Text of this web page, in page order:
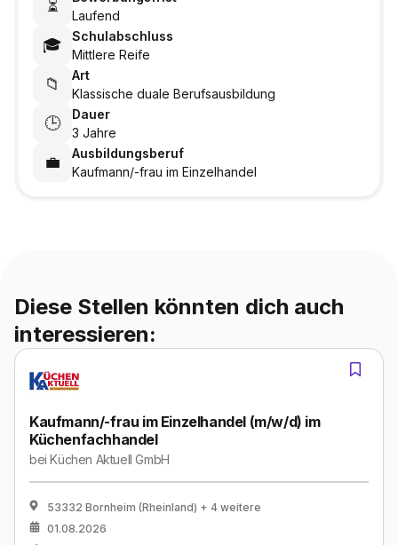
⏳
Laufend
🎓
Schulabschluss
Mittlere Reife
📁
Art
Klassische duale Berufsausbildung
🕒
Dauer
3 Jahre
💼
Ausbildungsberuf
Kaufmann/-frau im Einzelhandel
Diese Stellen könnten dich auch
interessieren:
Kaufmann/-frau im Einzelhandel (m/w/d) im
Küchenfachhandel
beiKüchen Aktuell GmbH
53332 Bornheim (Rheinland) + 4 weitere
01.08.2026